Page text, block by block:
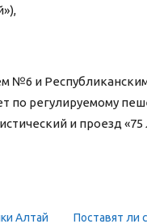
и Республиканским
по регулируемому
и проезд
Алтай
Поставят ли